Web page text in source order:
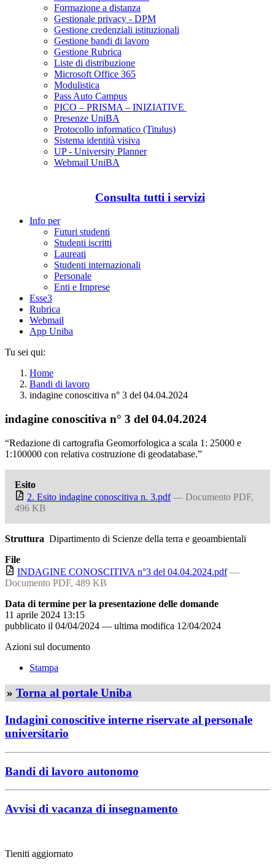
Formazione a distanza
Gestionale privacy - DPM
Gestione credenziali istituzionali
Gestione bandi di lavoro
Gestione Rubrica
Liste di distribuzione
Microsoft Office 365
Modulistica
Pass Auto Campus
PICO – PRISMA – INIZIATIVE
Presenze UniBA
Protocollo informatico (Titulus)
Sistema identità visiva
UP - University Planner
Webmail UniBA
Consulta tutti i servizi
Info per
Futuri studenti
Studenti iscritti
Laureati
Studenti internazionali
Personale
Enti e Imprese
Esse3
Rubrica
Webmail
App Uniba
Tu sei qui:
Home
Bandi di lavoro
indagine conoscitiva n° 3 del 04.04.2024
indagine conoscitiva n° 3 del 04.04.2024
“Redazione di cartografia Geomorfologica a scala 1: 25000 e
1:100000 con relativa costruzione di geodatabase.”
Esito
2. Esito indagine conoscitiva n. 3.pdf — Documento PDF,
496 KB
Struttura Dipartimento di Scienze della terra e geoambientali
File
INDAGINE CONOSCITIVA n°3 del 04.04.2024.pdf —
Documento PDF, 489 KB
Data di termine per la presentazione delle domande
11 aprile 2024 13:15
pubblicato il 04/04/2024 — ultima modifica 12/04/2024
Azioni sul documento
Stampa
» Torna al portale Uniba
Indagini conoscitive interne riservate al personale
universitario
Bandi di lavoro autonomo
Avvisi di vacanza di insegnamento
Tieniti aggiornato